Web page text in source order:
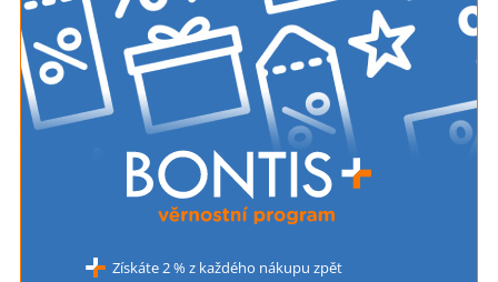
Získáte 2 % z každého nákupu zpět